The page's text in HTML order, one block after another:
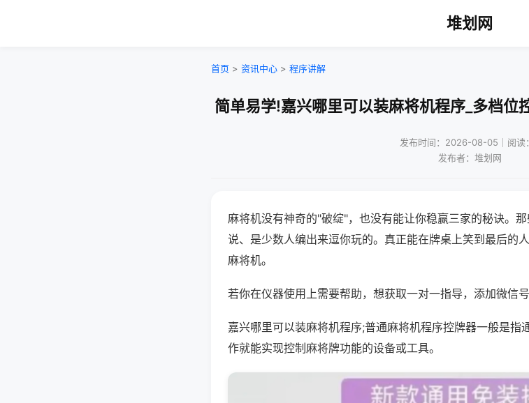
堆划网
首页 > 资讯中心 > 程序讲解
简单易学!嘉兴哪里可以装麻将机程序_多档位
发布时间：2026-08-05｜阅读
发布者：堆划网
麻将机没有神奇的"破绽"，也没有能让你稳赢三家的秘诀。
说、是少数人编出来逗你玩的。真正能在牌桌上笑到最后的
麻将机。
若你在仪器使用上需要帮助，想获取一对一指导，添加微信
嘉兴哪里可以装麻将机程序;普通麻将机程序控牌器一般是指
作就能实现控制麻将牌功能的设备或工具。